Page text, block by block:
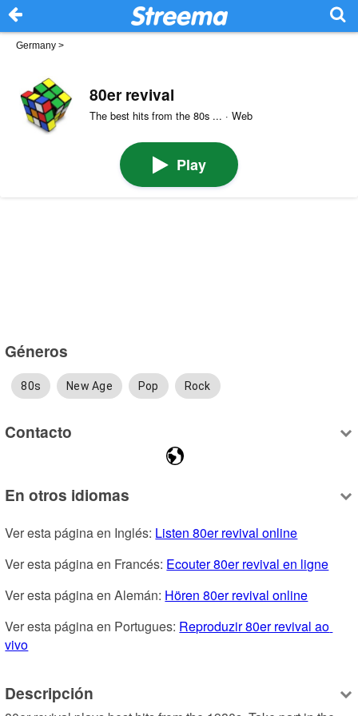
Germany >
80er revival
The best hits from the 80s ... · Web
Play
Géneros
80s New Age Pop Rock
Contacto
En otros idiomas
Ver esta página en Inglés: Listen 80er revival online
Ver esta página en Francés: Ecouter 80er revival en ligne
Ver esta página en Alemán: Hören 80er revival online
Ver esta página en Portugues: Reproduzir 80er revival ao
vivo
Descripción